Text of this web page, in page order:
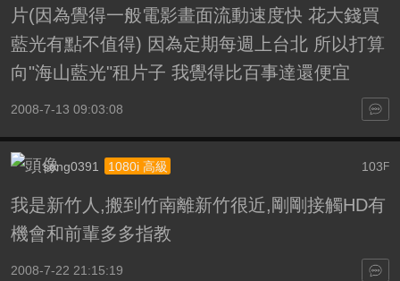
片(因為覺得一般電影畫面流動速度快 花大錢買
藍光有點不值得) 因為定期每週上台北 所以打算
向"海山藍光"租片子 我覺得比百事達還便宜
2008-7-13 09:03:08
103F
song0391 1080i 高級
我是新竹人,搬到竹南離新竹很近,剛剛接觸HD有
機會和前輩多多指教
2008-7-22 21:15:19